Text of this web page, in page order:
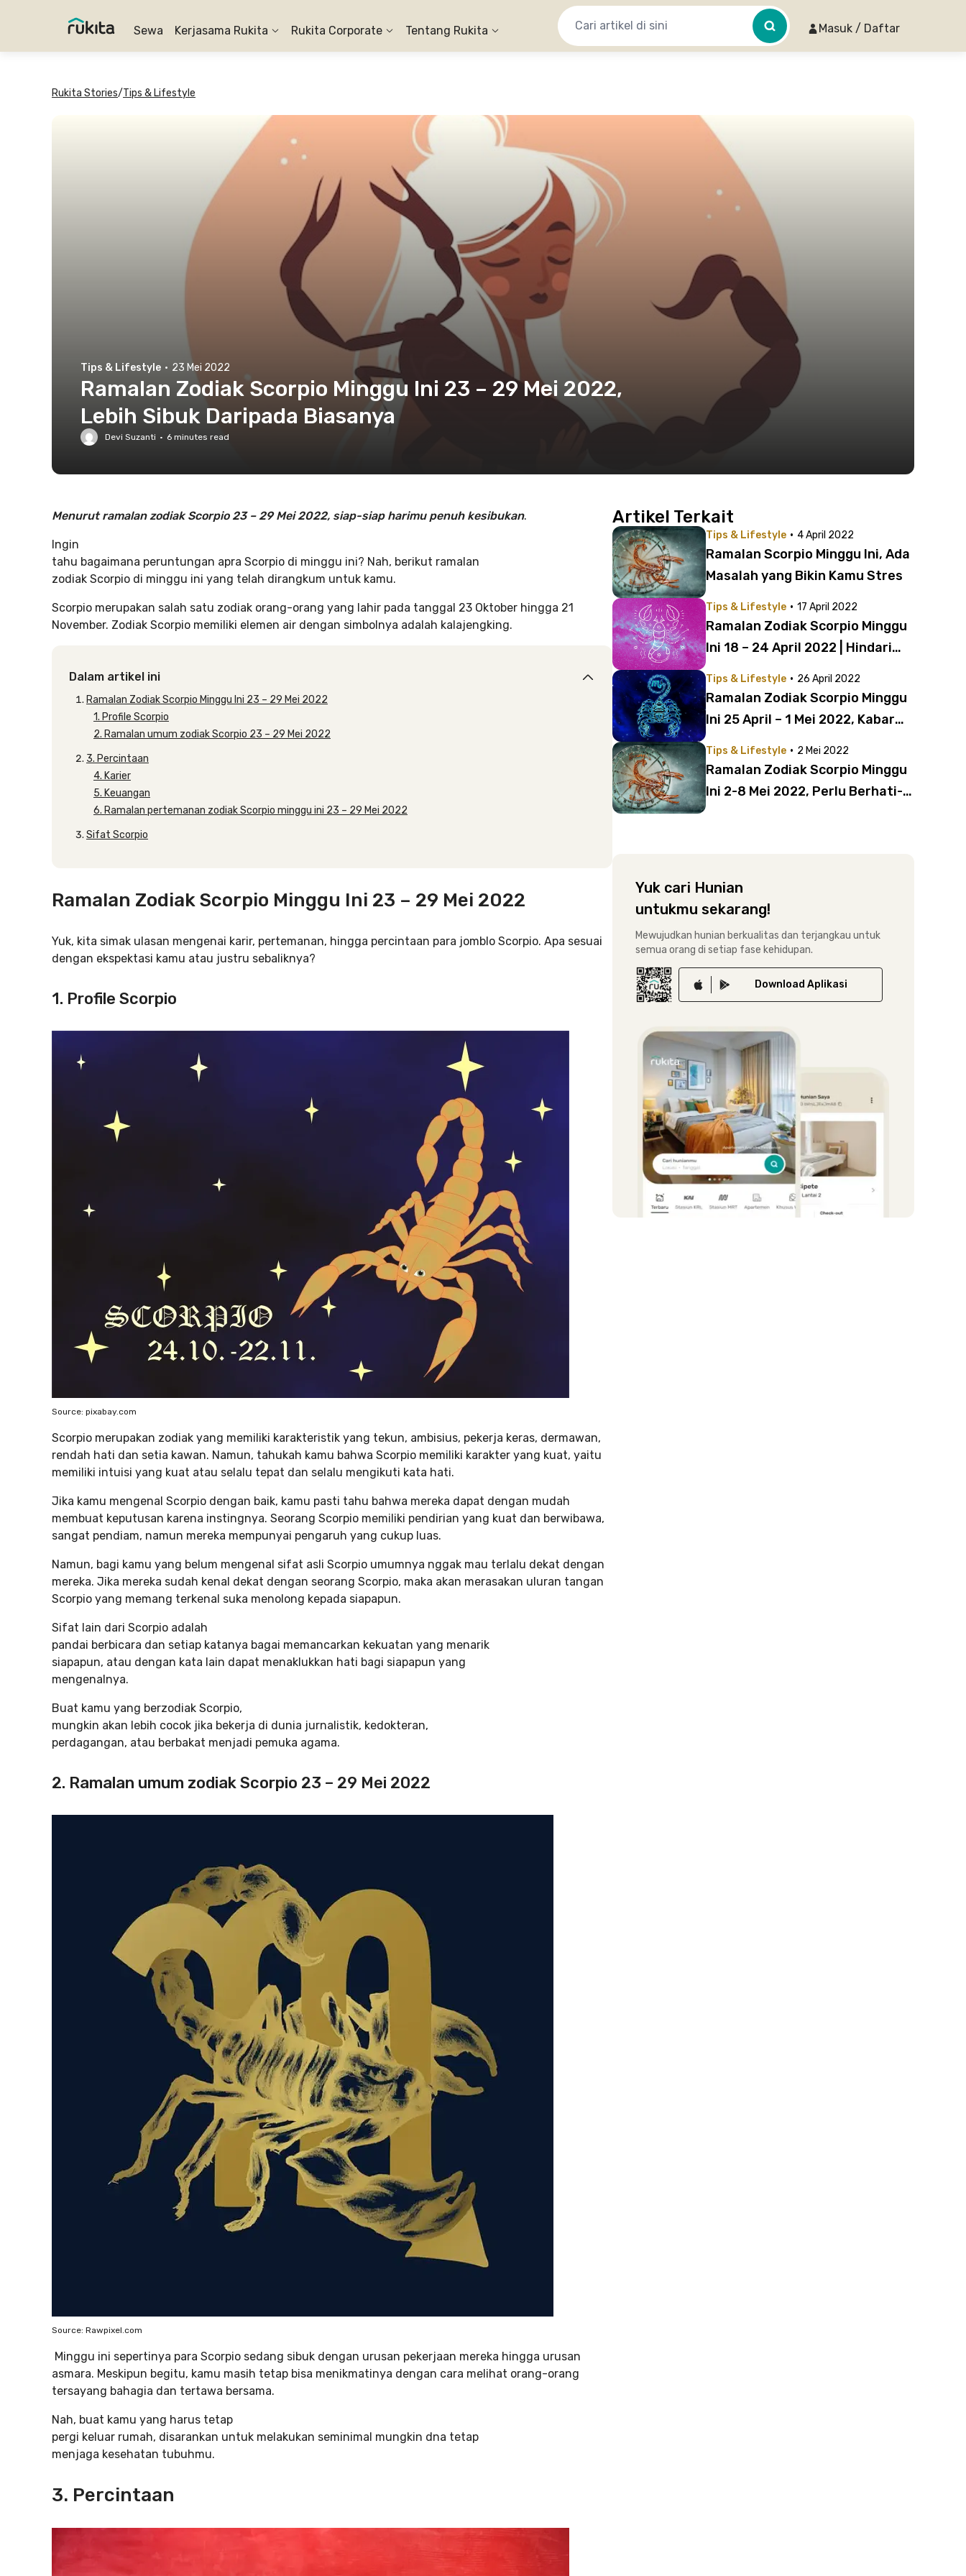
Sewa Kerjasama Rukita Rukita Corporate Tentang Rukita Masuk / Daftar
Rukita Stories/Tips & Lifestyle
Tips & Lifestyle · 23 Mei 2022
Ramalan Zodiak Scorpio Minggu Ini 23 – 29 Mei 2022,
Lebih Sibuk Daripada Biasanya
Devi Suzanti · 6 minutes read
Menurut ramalan zodiak Scorpio 23 – 29 Mei 2022, siap-siap harimu penuh kesibukan.
Ingin
tahu bagaimana peruntungan apra Scorpio di minggu ini? Nah, berikut ramalan
zodiak Scorpio di minggu ini yang telah dirangkum untuk kamu.
Scorpio merupakan salah satu zodiak orang-orang yang lahir pada tanggal 23 Oktober hingga 21
November. Zodiak Scorpio memiliki elemen air dengan simbolnya adalah kalajengking.
Dalam artikel ini
Ramalan Zodiak Scorpio Minggu Ini 23 – 29 Mei 2022
1. Profile Scorpio
2. Ramalan umum zodiak Scorpio 23 – 29 Mei 2022
3. Percintaan
4. Karier
5. Keuangan
6. Ramalan pertemanan zodiak Scorpio minggu ini 23 – 29 Mei 2022
Sifat Scorpio
Ramalan Zodiak Scorpio Minggu Ini 23 – 29 Mei 2022
Yuk, kita simak ulasan mengenai karir, pertemanan, hingga percintaan para jomblo Scorpio. Apa sesuai
dengan ekspektasi kamu atau justru sebaliknya?
1. Profile Scorpio
Source: pixabay.com
Scorpio merupakan zodiak yang memiliki karakteristik yang tekun, ambisius, pekerja keras, dermawan,
rendah hati dan setia kawan. Namun, tahukah kamu bahwa Scorpio memiliki karakter yang kuat, yaitu
memiliki intuisi yang kuat atau selalu tepat dan selalu mengikuti kata hati.
Jika kamu mengenal Scorpio dengan baik, kamu pasti tahu bahwa mereka dapat dengan mudah
membuat keputusan karena instingnya. Seorang Scorpio memiliki pendirian yang kuat dan berwibawa,
sangat pendiam, namun mereka mempunyai pengaruh yang cukup luas.
Namun, bagi kamu yang belum mengenal sifat asli Scorpio umumnya nggak mau terlalu dekat dengan
mereka. Jika mereka sudah kenal dekat dengan seorang Scorpio, maka akan merasakan uluran tangan
Scorpio yang memang terkenal suka menolong kepada siapapun.
Sifat lain dari Scorpio adalah
pandai berbicara dan setiap katanya bagai memancarkan kekuatan yang menarik
siapapun, atau dengan kata lain dapat menaklukkan hati bagi siapapun yang
mengenalnya.
Buat kamu yang berzodiak Scorpio,
mungkin akan lebih cocok jika bekerja di dunia jurnalistik, kedokteran,
perdagangan, atau berbakat menjadi pemuka agama.
2. Ramalan umum zodiak Scorpio 23 – 29 Mei 2022
Source: Rawpixel.com
Minggu ini sepertinya para Scorpio sedang sibuk dengan urusan pekerjaan mereka hingga urusan
asmara. Meskipun begitu, kamu masih tetap bisa menikmatinya dengan cara melihat orang-orang
tersayang bahagia dan tertawa bersama.
Nah, buat kamu yang harus tetap
pergi keluar rumah, disarankan untuk melakukan seminimal mungkin dna tetap
menjaga kesehatan tubuhmu.
3. Percintaan
Artikel Terkait
Tips & Lifestyle · 4 April 2022
Ramalan Scorpio Minggu Ini, Ada
Masalah yang Bikin Kamu Stres
Tips & Lifestyle · 17 April 2022
Ramalan Zodiak Scorpio Minggu
Ini 18 – 24 April 2022 | Hindari
Tips & Lifestyle · 26 April 2022
Ramalan Zodiak Scorpio Minggu
Ini 25 April – 1 Mei 2022, Kabar
Tips & Lifestyle · 2 Mei 2022
Ramalan Zodiak Scorpio Minggu
Ini 2-8 Mei 2022, Perlu Berhati-
Yuk cari Hunian
untukmu sekarang!
Mewujudkan hunian berkualitas dan terjangkau untuk
semua orang di setiap fase kehidupan.
Download Aplikasi